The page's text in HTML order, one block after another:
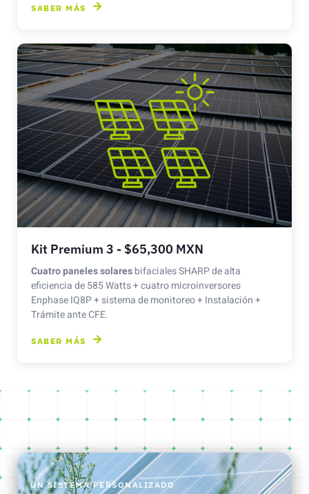
SABER MÁS
Kit Premium 3 - $65,300 MXN
Cuatro paneles solaresbifaciales SHARP de alta
eficiencia de 585 Watts + cuatro microinversores
Enphase IQ8P + sistema de monitoreo + Instalación +
Trámite ante CFE.
SABER MÁS
UN SISTEMA PERSONALIZADO